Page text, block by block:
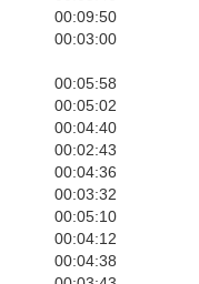
00:09:50
00:03:00
00:05:58
00:05:02
00:04:40
00:02:43
00:04:36
00:03:32
00:05:10
00:04:12
00:04:38